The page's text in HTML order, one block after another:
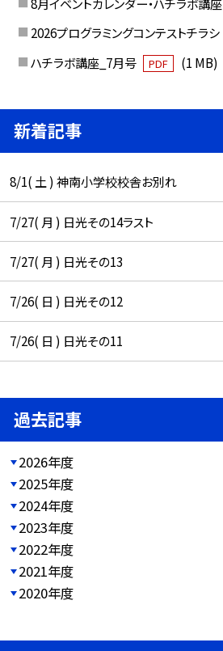
2026プログラミングコンテストチラシ
ハチラボ講座_7月号
PDF (1 MB)
新着記事
8/1( 土 ) 神南小学校校舎お別れ
7/27( 月 ) 日光その14ラスト
7/27( 月 ) 日光その13
7/26( 日 ) 日光その12
7/26( 日 ) 日光その11
過去記事
2026年度
2025年度
2024年度
2023年度
2022年度
2021年度
2020年度